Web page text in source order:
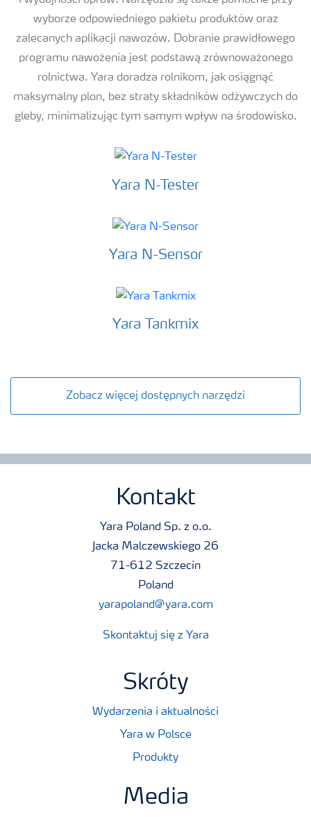
wyborze odpowiedniego pakietu produktów oraz
zalecanych aplikacji nawozów. Dobranie prawidłowego
programu nawożenia jest podstawą zrównoważonego
rolnictwa. Yara doradza rolnikom, jak osiągnąć
maksymalny plon, bez straty składników odżywczych do
gleby, minimalizując tym samym wpływ na środowisko.
Yara N-Tester
Yara N-Sensor
Yara Tankmix
Zobacz więcej dostępnych narzędzi
Kontakt
Yara Poland Sp. z o.o.
Jacka Malczewskiego 26
71-612 Szczecin
Poland
yarapoland@yara.com
Skontaktuj się z Yara
Skróty
Wydarzenia i aktualności
Yara w Polsce
Produkty
Media